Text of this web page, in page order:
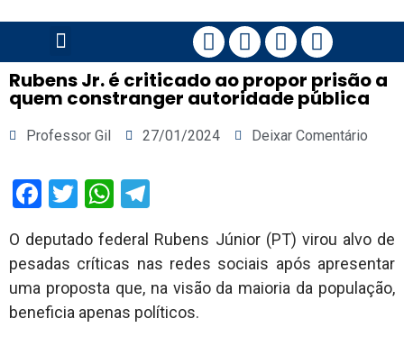
Rubens Jr. é criticado ao propor prisão a
quem constranger autoridade pública
Professor Gil 27/01/2024 Deixar Comentário
Facebook
TwitterWhatsApp
O deputado federal Rubens Júnior (PT) virou alvo de
pesadas críticas nas redes sociais após apresentar
uma proposta que, na visão da maioria da população,
beneficia apenas políticos.